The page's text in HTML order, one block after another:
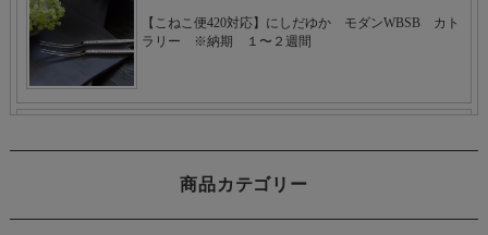
商品カテゴリー